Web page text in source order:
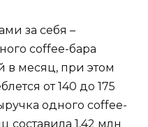
за себя –
coffee-бара
в месяц, при этом
от 140 до 175
одного coffee-
составила 1,42 млн